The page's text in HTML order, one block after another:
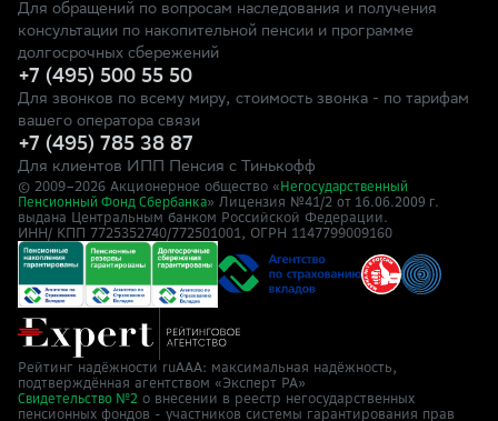
Для обращений по вопросам наследования и получения
консультации по накопительной пенсии и программе
долгосрочных сбережений
+7 (495) 500 55 50
Для звонков по всему миру, стоимость звонка - по тарифам
вашего оператора связи
+7 (495) 785 38 87
Для клиентов ИПП Пенсия с Тинькофф
© 2009–2026 Акционерное общество « Негосударственный
Пенсионный Фонд Сбербанка» Лицензия №41/2 от 16.06.2009 г.
выдана Центральным банком Российской Федерации.
ИНН/ КПП 7725352740/772501001, ОГРН 1147799009160
Рейтинг надёжности ruAAA: максимальная надёжность,
подтверждённая агентством «Эксперт РА»
Свидетельство №2 о внесении в реестр негосударственных
пенсионных фондов - участников системы гарантирования прав